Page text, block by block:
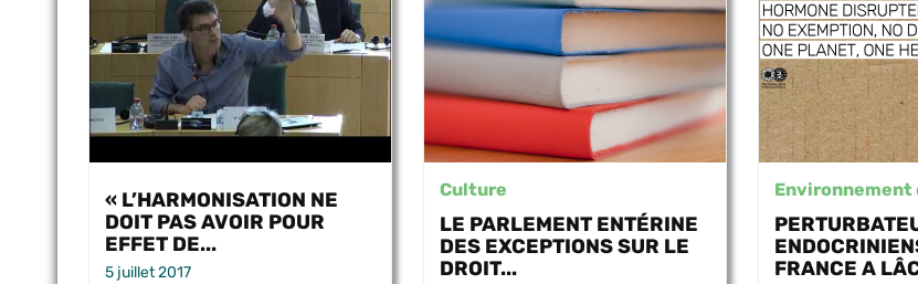
« L’HARMONISATION NE
DOIT PAS AVOIR POUR
EFFET DE...
5 juillet 2017
Culture
LE PARLEMENT ENTÉRINE
DES EXCEPTIONS SUR LE
DROIT...
Environnement
FRANCE A